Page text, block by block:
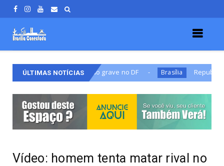
ÚLTIMAS NOTÍCIAS
em estado grave no DF Brasília Republicanos oficializa
Vídeo: homem tenta matar rival no